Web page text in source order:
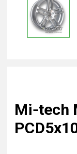
Mi-tech